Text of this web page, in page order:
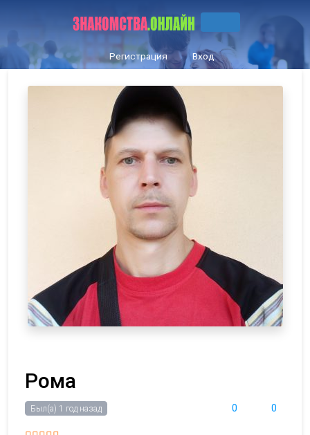
Регистрация Вход
Рома
0 0
Был(а) 1 год назад